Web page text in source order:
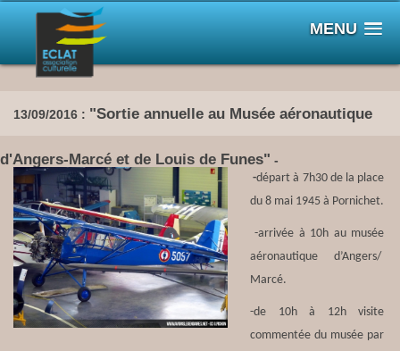
MENU
13/09/2016 : "Sortie annuelle au Musée aéronautique
d'Angers-Marcé et de Louis de Funes" -
-départ à 7h30 de la place
du 8 mai 1945 à Pornichet.
-arrivée à 10h au musée
aéronautique d’Angers/
Marcé.
-de 10h à 12h visite
commentée du musée par